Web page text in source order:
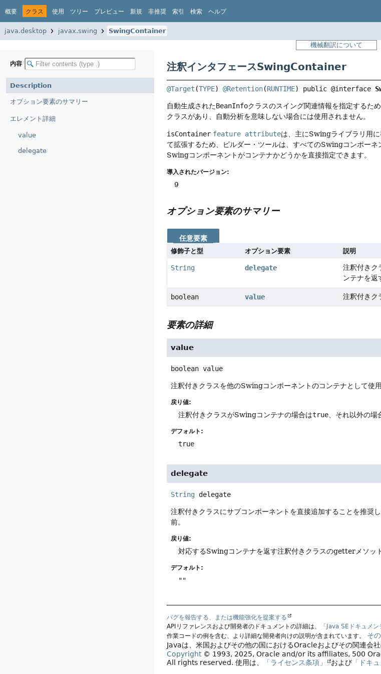
概要 クラス 使用 ツリー プレビュー 新規 非推奨 索引 検索 ヘルプ
java.desktop javax.swing
SwingContainer
機械翻訳について
内容
Description
オプション要素のサマリー
エレメント詳細
value
delegate
注釈インタフェースSwingContainer
@Target (TYPE) @Retention(RUNTIME) public @interface
自動生成されたBeanInfoクラスのスイング関連情報を指定するた
クラスがあり、自動分析を意味しない場合には使用されません。
isContainer feature attributeは、主にSwingライブラリ用に
て拡張するため、ビルダー・ツールは、すべてのSwingコンポーネ
Swingコンポーネントがコンテナかどうかを直接指定できます。
導入されたバージョン:
9
オプション要素のサマリー
任意要素
修飾子と型 オプション要素 説明
String delegate
注釈付きク
ンテナを返
boolean value 注釈付きク
要素の詳細
value
boolean value
注釈付きクラスを他のSwingコンポーネントのコンテナとして使
戻り値:
注釈付きクラスがSwingコンテナの場合はtrue、それ以外の場
デフォルト:
true
delegate
String delegate
注釈付きクラスにサブコンポーネントを直接追加することを推
前。
戻り値:
対応するSwingコンテナを返す注釈付きクラスのgetterメソッ
デフォルト:
""
バグを報告する、または機能強化を提案する
APIリファレンスおよび開発者のドキュメントの詳細は、
「Java SEドキュメン
作業コードの例を含む、より詳細な開発者向けの説明が含まれています。
そ
Javaは、米国およびその他の国におけるOracleおよびその関連会社
Copyright© 1993, 2025, Oracle and/or its affiliates, 500
All rights reserved.使用は、 「ライセンス条項」 および 「ドキ